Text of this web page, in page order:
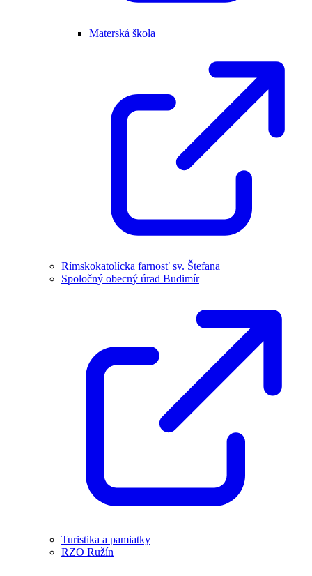
Materská škola
Rímskokatolícka farnosť sv. Štefana
Spoločný obecný úrad Budimír
Turistika a pamiatky
RZO Ružín